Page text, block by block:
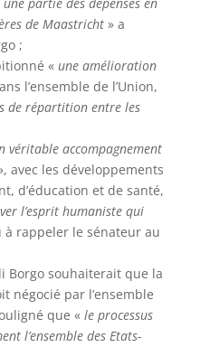
de Maastricht » a
;
« une amélioration
l’ensemble de l’Union,
de répartition entre les
véritable accompagnement
avec les développements
d’éducation et de santé,
l’esprit humaniste qui
rappeler le sénateur au
Borgo souhaiterait que la
négocié par l’ensemble
que «le processus
l’ensemble des Etats-